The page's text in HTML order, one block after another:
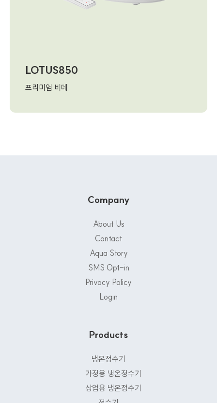
LOTUS850
프리미엄 비데
Company
About Us
Contact
Aqua Story
SMS Opt-in
Privacy Policy
Login
Products
냉온정수기
가정용 냉온정수기
상업용 냉온정수기